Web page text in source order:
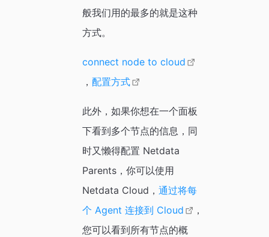
般我们用的最多的就是这种
方式。
connect node to cloud
， 配置方式
此外，如果你想在一个面板
下看到多个节点的信息，同
时又懒得配置 Netdata
Parents，你可以使用
Netdata Cloud， 通过将每
个 Agent 连接到 Cloud
，
您可以看到所有节点的概